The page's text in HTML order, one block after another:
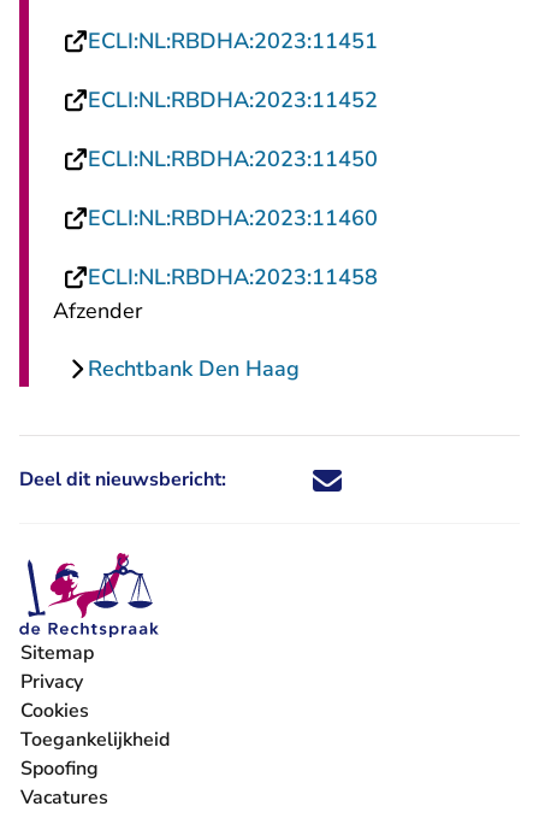
ECLI:NL:RBDHA:2023:11451
ECLI:NL:RBDHA:2023:11452
ECLI:NL:RBDHA:2023:11450
ECLI:NL:RBDHA:2023:11460
ECLI:NL:RBDHA:2023:11458
Afzender
Rechtbank Den Haag
Deel dit nieuwsbericht: Deel dit nieuwsbericht via X -
Deel dit nieuwsbericht via
Deel dit nieuwsbericht
Deel dit
Sitemap
Privacy
Cookies
Toegankelijkheid
Spoofing
Vacatures
- U verlaat Rechtspraak.nl